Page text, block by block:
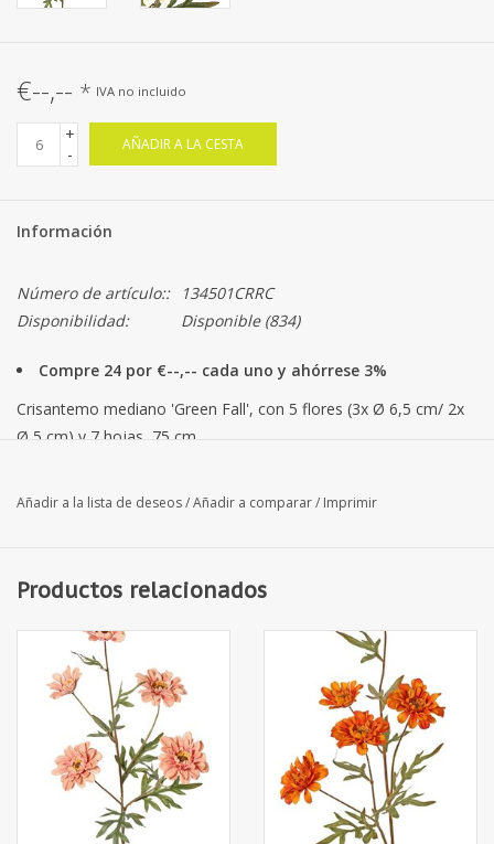
€--,-- * IVA no incluido
+
-
AÑADIR A LA CESTA
Información
Número de artículo::
134501CRRC
Disponibilidad:
Disponible(834)
Compre 24 por €--,-- cada uno y ahórrese 3%
Crisantemo mediano 'Green Fall', con 5 flores (3x Ø 6,5 cm/ 2x
Ø 5 cm) y 7 hojas, 75 cm
Añadir a la lista de deseos/Añadir a comparar/ Imprimir
Productos relacionados